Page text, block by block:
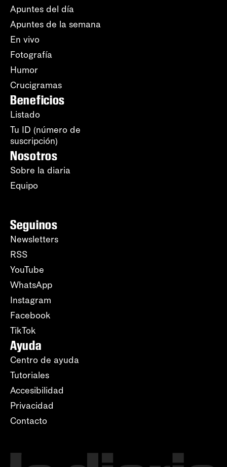
Apuntes del día
Apuntes de la semana
En vivo
Fotografía
Humor
Crucigramas
Beneficios
Listado
Tu ID (número de
suscripción)
Nosotros
Sobre la diaria
Equipo
Seguinos
Newsletters
RSS
YouTube
WhatsApp
Instagram
Facebook
TikTok
Ayuda
Centro de ayuda
Tutoriales
Accesibilidad
Privacidad
Contacto